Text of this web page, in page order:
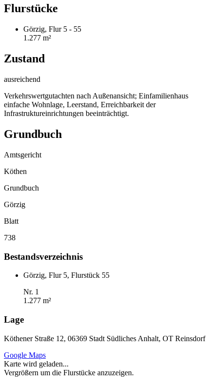
Flurstücke
Görzig, Flur 5 - 55
1.277 m²
Zustand
ausreichend
Verkehrswertgutachten nach Außenansicht; Einfamilienhaus
einfache Wohnlage, Leerstand, Erreichbarkeit der
Infrastruktureinrichtungen beeinträchtigt.
Grundbuch
Amtsgericht
Köthen
Grundbuch
Görzig
Blatt
738
Bestandsverzeichnis
Görzig, Flur 5, Flurstück 55
Nr. 1
1.277 m²
Lage
Köthener Straße 12, 06369 Stadt Südliches Anhalt, OT Reinsdorf
Google Maps
Karte wird geladen...
Vergrößern um die Flurstücke anzuzeigen.